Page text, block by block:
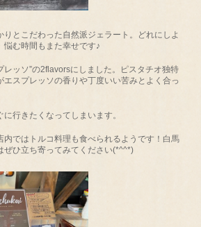
りとこだわった自然派ジェラート。どれにしよ
悩む時間もまた幸せです♪
レッソ”の2flavorsにしました。ピスタチオ独特
エスプレッソの香りや丁度いい苦みとよく合っ
行きたくなってしまいます。
内ではトルコ料理も食べられるようです！白馬
ぜひ立ち寄ってみてください(*^^*)